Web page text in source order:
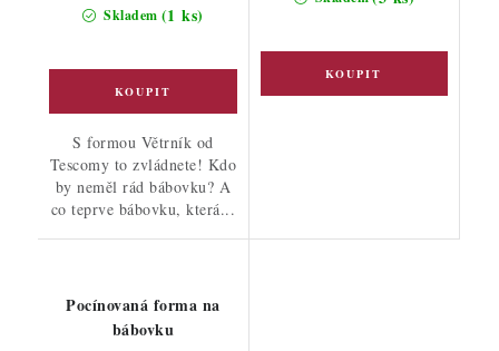
Skladem (1 ks)
S formou Větrník od
Tescomy to zvládnete! Kdo
by neměl rád bábovku? A
co teprve bábovku, která...
Pocínovaná forma na
bábovku